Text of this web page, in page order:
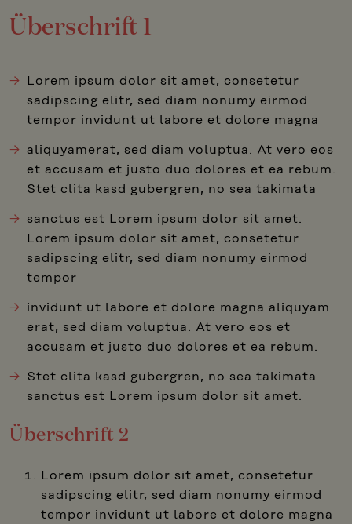
Überschrift 1
Lorem ipsum dolor sit amet, consetetur
sadipscing elitr, sed diam nonumy eirmod
tempor invidunt ut labore et dolore magna
aliquyamerat, sed diam voluptua. At vero eos
et accusam et justo duo dolores et ea rebum.
Stet clita kasd gubergren, no sea takimata
sanctus est Lorem ipsum dolor sit amet.
Lorem ipsum dolor sit amet, consetetur
sadipscing elitr, sed diam nonumy eirmod
tempor
invidunt ut labore et dolore magna aliquyam
erat, sed diam voluptua. At vero eos et
accusam et justo duo dolores et ea rebum.
Stet clita kasd gubergren, no sea takimata
sanctus est Lorem ipsum dolor sit amet.
Überschrift 2
Lorem ipsum dolor sit amet, consetetur
sadipscing elitr, sed diam nonumy eirmod
tempor invidunt ut labore et dolore magna